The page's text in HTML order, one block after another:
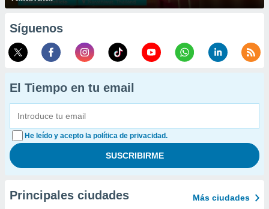
Síguenos
El Tiempo en tu email
He leído y acepto la política de privacidad.
Principales ciudades Más ciudades